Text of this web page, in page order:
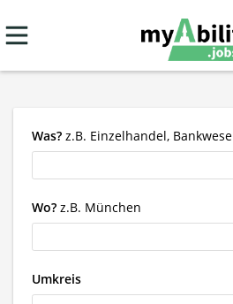
Was? z.B. Einzelhandel,
Wo? z.B. München
Umkreis